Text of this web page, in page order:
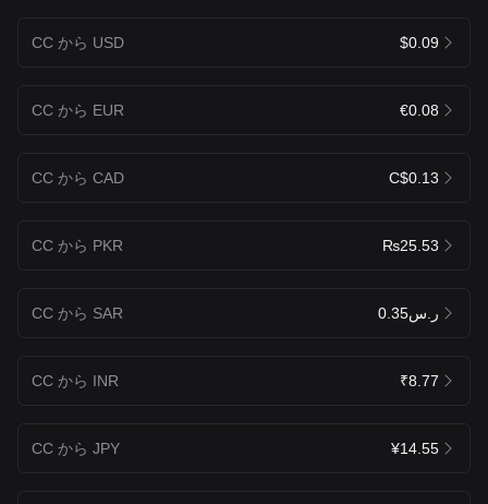
CC から USD $0.09
CC から EUR €0.08
CC から CAD C$0.13
CC から PKR ₨25.53
CC から SAR ر.س0.35
CC から INR ₹8.77
CC から JPY ¥14.55